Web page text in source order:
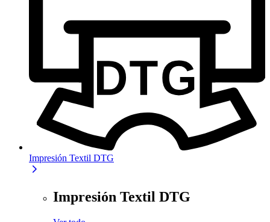
Impresión Textil DTG
Impresión Textil DTG